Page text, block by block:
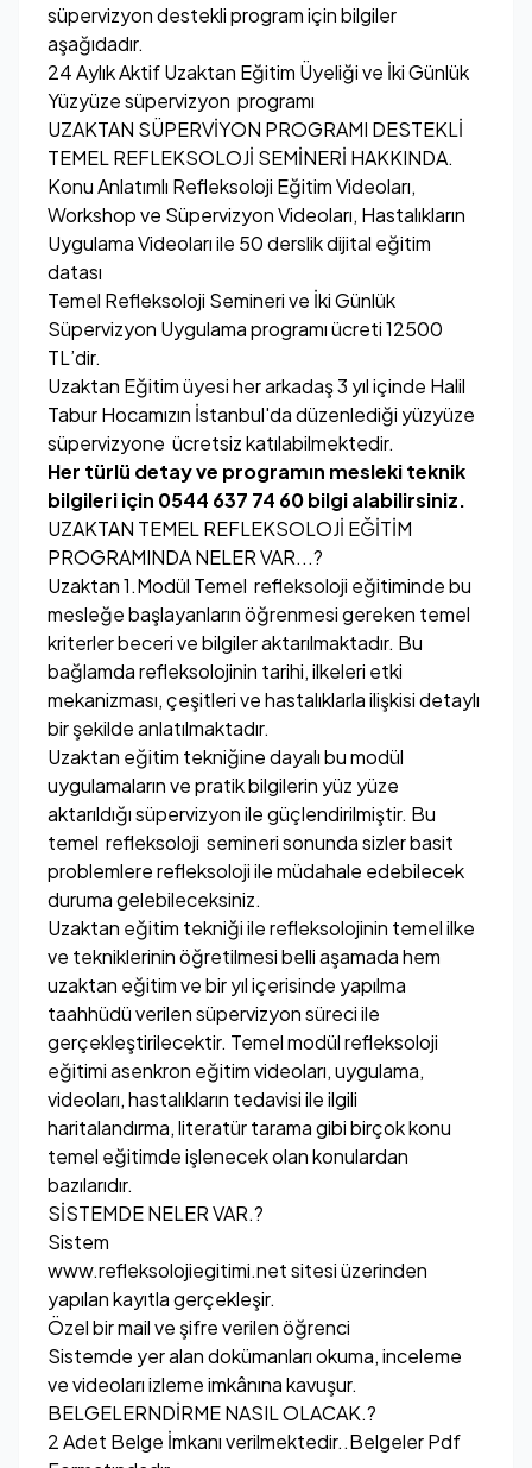
süpervizyon destekli program için bilgiler
aşağıdadır.
24 Aylık Aktif Uzaktan Eğitim Üyeliği ve İki Günlük
Yüzyüze süpervizyon programı
UZAKTAN SÜPERVİYON PROGRAMI DESTEKLİ
TEMEL REFLEKSOLOJİ SEMİNERİ HAKKINDA.
Konu Anlatımlı Refleksoloji Eğitim Videoları,
Workshop ve Süpervizyon Videoları, Hastalıkların
Uygulama Videoları ile 50 derslik dijital eğitim
datası
Temel Refleksoloji Semineri ve İki Günlük
Süpervizyon Uygulama programı ücreti 12500
TL’dir.
Uzaktan Eğitim üyesi her arkadaş 3 yıl içinde Halil
Tabur Hocamızın İstanbul'da düzenlediği yüzyüze
süpervizyone ücretsiz katılabilmektedir.
Her türlü detay ve programın mesleki teknik
bilgileri için 0544 637 74 60 bilgi alabilirsiniz.
UZAKTAN TEMEL REFLEKSOLOJİ EĞİTİM
PROGRAMINDA NELER VAR...?
Uzaktan 1.Modül Temel refleksoloji eğitiminde bu
mesleğe başlayanların öğrenmesi gereken temel
kriterler beceri ve bilgiler aktarılmaktadır. Bu
bağlamda refleksolojinin tarihi, ilkeleri etki
mekanizması, çeşitleri ve hastalıklarla ilişkisi detaylı
bir şekilde anlatılmaktadır.
Uzaktan eğitim tekniğine dayalı bu modül
uygulamaların ve pratik bilgilerin yüz yüze
aktarıldığı süpervizyon ile güçlendirilmiştir. Bu
temel refleksoloji semineri sonunda sizler basit
problemlere refleksoloji ile müdahale edebilecek
duruma gelebileceksiniz.
Uzaktan eğitim tekniği ile refleksolojinin temel ilke
ve tekniklerinin öğretilmesi belli aşamada hem
uzaktan eğitim ve bir yıl içerisinde yapılma
taahhüdü verilen süpervizyon süreci ile
gerçekleştirilecektir. Temel modül refleksoloji
eğitimi asenkron eğitim videoları, uygulama,
videoları, hastalıkların tedavisi ile ilgili
haritalandırma, literatür tarama gibi birçok konu
temel eğitimde işlenecek olan konulardan
bazılarıdır.
SİSTEMDE NELER VAR.?
Sistem
www.refleksolojiegitimi.netsitesi üzerinden
yapılan kayıtla gerçekleşir.
Özel bir mail ve şifre verilen öğrenci
Sistemde yer alan dokümanları okuma, inceleme
ve videoları izleme imkânına kavuşur.
BELGELERNDİRME NASIL OLACAK.?
2 Adet Belge İmkanı verilmektedir..Belgeler Pdf